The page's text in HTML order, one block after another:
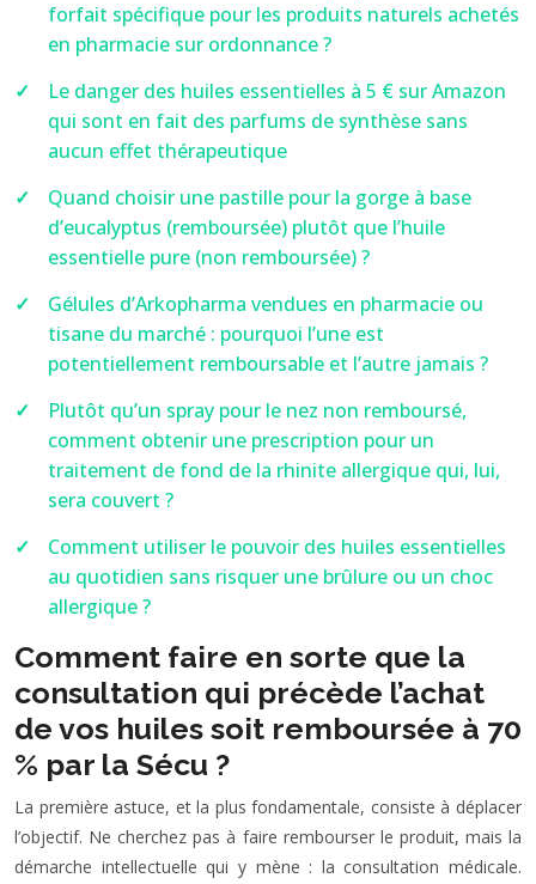
forfait spécifique pour les produits naturels achetés
en pharmacie sur ordonnance ?
Le danger des huiles essentielles à 5 € sur Amazon
qui sont en fait des parfums de synthèse sans
aucun effet thérapeutique
Quand choisir une pastille pour la gorge à base
d’eucalyptus (remboursée) plutôt que l’huile
essentielle pure (non remboursée) ?
Gélules d’Arkopharma vendues en pharmacie ou
tisane du marché : pourquoi l’une est
potentiellement remboursable et l’autre jamais ?
Plutôt qu’un spray pour le nez non remboursé,
comment obtenir une prescription pour un
traitement de fond de la rhinite allergique qui, lui,
sera couvert ?
Comment utiliser le pouvoir des huiles essentielles
au quotidien sans risquer une brûlure ou un choc
allergique ?
Comment faire en sorte que la
consultation qui précède l’achat
de vos huiles soit remboursée à 70
% par la Sécu ?
La première astuce, et la plus fondamentale, consiste à déplacer
l’objectif. Ne cherchez pas à faire rembourser le produit, mais la
démarche intellectuelle qui y mène : la consultation médicale.